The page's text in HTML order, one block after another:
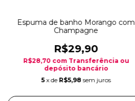
Espuma de banho Morango com
Champagne
R$29,90
R$28,70 com Transferência ou
depósito bancário
5 x de R$5,98 sem juros